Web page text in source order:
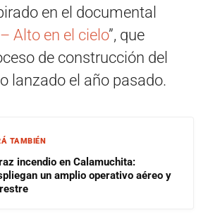
en el documental
Alto en el cielo”, que
de construcción del
lanzado el año pasado.
TAMBIÉN
incendio en Calamuchita:
un amplio operativo aéreo y